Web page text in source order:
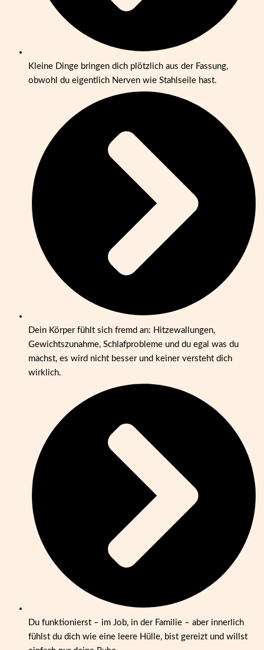
Kleine Dinge bringen dich plötzlich aus der Fassung,
obwohl du eigentlich Nerven wie Stahlseile hast.
Dein Körper fühlt sich fremd an: Hitzewallungen,
Gewichtszunahme, Schlafprobleme und du egal was du
machst, es wird nicht besser und keiner versteht dich
wirklich.
Du funktionierst – im Job, in der Familie – aber innerlich
fühlst du dich wie eine leere Hülle, bist gereizt und willst